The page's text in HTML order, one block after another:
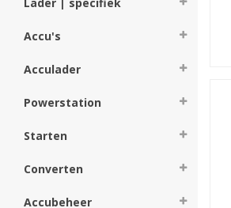
Accu's
Acculader
Powerstation
Starten
Converten
Accubeheer